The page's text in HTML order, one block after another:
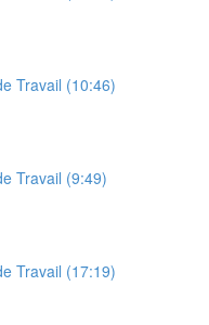
Travail (10:46)
Travail (9:49)
Travail (17:19)